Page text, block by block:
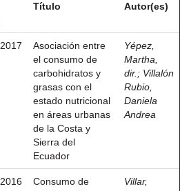
Título Autor(es)
2017
Asociación entre
el consumo de
carbohidratos y
grasas con el
estado nutricional
en áreas urbanas
de la Costa y
Sierra del
Ecuador
Yépez,
Martha,
dir. ; Villalón
Rubio,
Daniela
Andrea
Consumo de
Villar,